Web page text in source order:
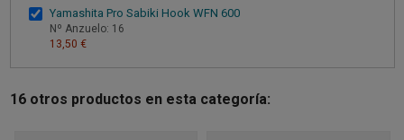
Yamashita Pro Sabiki Hook WFN 600
Nº Anzuelo: 16
13,50 €
16 otros productos en esta categoría: